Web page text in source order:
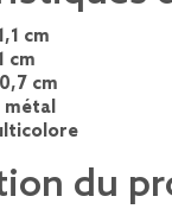
cm
cm
0,7 cm
métal
du